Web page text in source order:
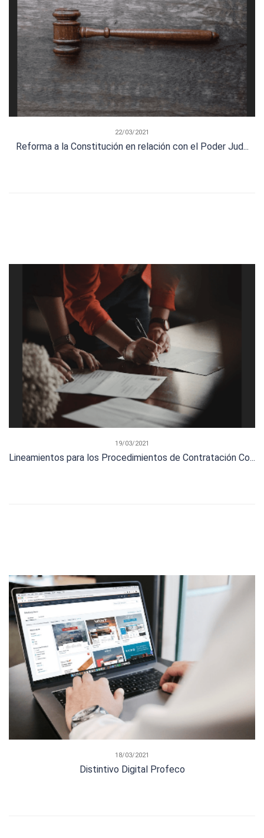
22/03/2021
Reforma a la Constitución en relación con el Poder Jud...
19/03/2021
Lineamientos para los Procedimientos de Contratación Co...
18/03/2021
Distintivo Digital Profeco